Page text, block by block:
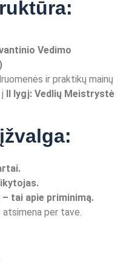
Vedimo
ir praktikų mainų
II lygį: Vedlių Meistrystė
tai apie priminimą.
atsimena per tave.